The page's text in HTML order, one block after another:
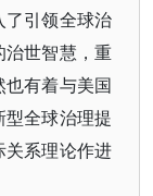
引领全球治
世智慧，重
有着与美国
全球治理提
系理论作进